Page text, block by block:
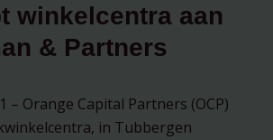
winkelcentra aan
& Partners
– Orange Capital Partners (OCP)
in Tubbergen